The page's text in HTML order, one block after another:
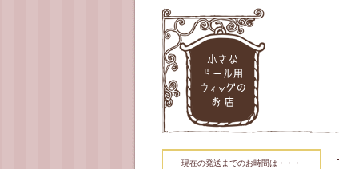
現在の発送までのお時間は・・・